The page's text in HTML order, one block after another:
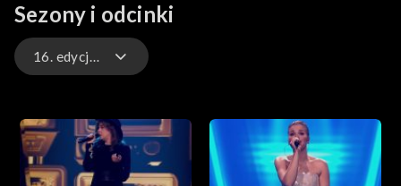
Sezony i odcinki
16. edycja – występy
16. edycja